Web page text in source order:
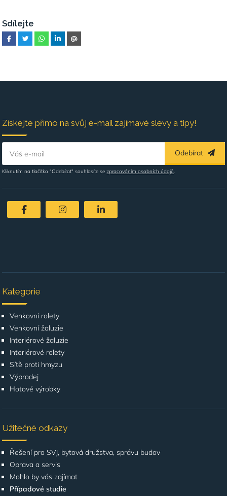
Sdílejte
Získejte přímo na svůj e-mail zajímavé slevy a tipy!
Váš e-mail Odebírat
Kliknutím na tlačítko "Odebírat" souhlasíte sezpracováním osobních údajů.
Kategorie
Venkovní rolety
Venkovní žaluzie
Interiérové žaluzie
Interiérové rolety
Sítě proti hmyzu
Výprodej
Hotové výrobky
Užitečné odkazy
Řešení pro SVJ, bytová družstva, správu budov
Oprava a servis
Mohlo by vás zajímat
Případové studie